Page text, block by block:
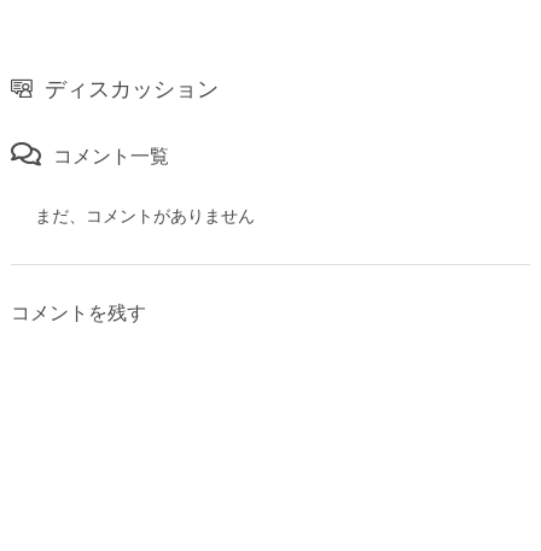
ディスカッション
コメント一覧
まだ、コメントがありません
コメントを残す